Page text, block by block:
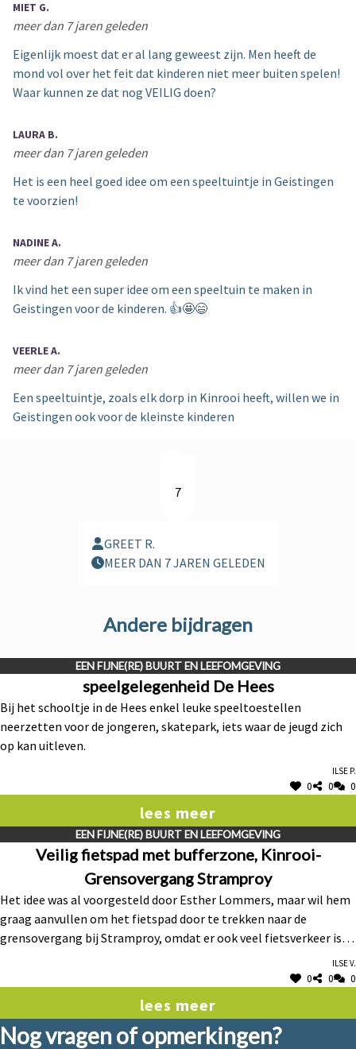
MIET G.
meer dan 7 jaren geleden
Eigenlijk moest dat er al lang geweest zijn. Men heeft de
mond vol over het feit dat kinderen niet meer buiten spelen!
Waar kunnen ze dat nog VEILIG doen?
LAURA B.
meer dan 7 jaren geleden
Het is een heel goed idee om een speeltuintje in Geistingen
te voorzien!
NADINE A.
meer dan 7 jaren geleden
Ik vind het een super idee om een speeltuin te maken in
Geistingen voor de kinderen. 👍🤩😄
VEERLE A.
meer dan 7 jaren geleden
Een speeltuintje, zoals elk dorp in Kinrooi heeft, willen we in
Geistingen ook voor de kleinste kinderen
7
GREET R.
MEER DAN 7 JAREN GELEDEN
Andere bijdragen
EEN FIJNE(RE) BUURT EN LEEFOMGEVING
speelgelegenheid De Hees
Bij het schooltje in de Hees enkel leuke speeltoestellen
neerzetten voor de jongeren, skatepark, iets waar de jeugd zich
op kan uitleven.
Ilse P.
0 0 0
lees meer
EEN FIJNE(RE) BUURT EN LEEFOMGEVING
Veilig fietspad met bufferzone, Kinrooi-
Grensovergang Stramproy
Het idee was al voorgesteld door Esther Lommers, maar wil hem
graag aanvullen om het fietspad door te trekken naar de
grensovergang bij Stramproy, omdat er ook veel fietsverkeer is
Ilse V.
0 0 0
lees meer
Nog vragen of opmerkingen?